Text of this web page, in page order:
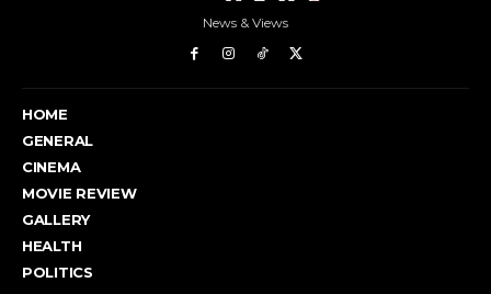
News & Views
HOME
GENERAL
CINEMA
MOVIE REVIEW
GALLERY
HEALTH
POLITICS